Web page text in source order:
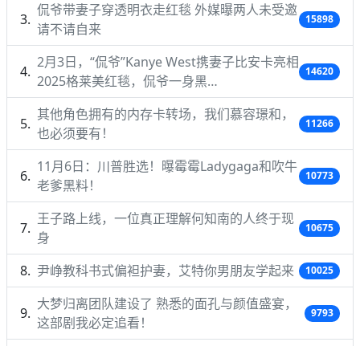
侃爷带妻子穿透明衣走红毯 外媒曝两人未受邀
请不请自来
15898
2月3日，“侃爷”Kanye West携妻子比安卡亮相
2025格莱美红毯，侃爷一身黑…
14620
其他角色拥有的内存卡转场，我们慕容璟和，
也必须要有！
11266
11月6日：川普胜选！曝霉霉Ladygaga和吹牛
老爹黑料！
10773
王子路上线，一位真正理解何知南的人终于现
身
10675
尹峥教科书式偏袒护妻，艾特你男朋友学起来 10025
大梦归离团队建设了 熟悉的面孔与颜值盛宴，
这部剧我必定追看！
9793